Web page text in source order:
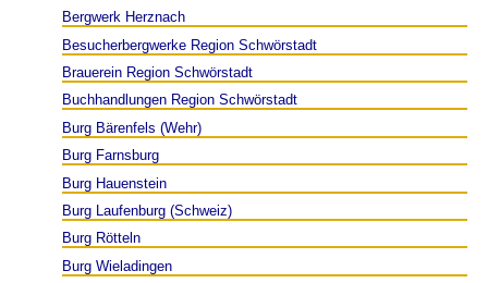
Bergwerk Herznach
Besucherbergwerke Region Schwörstadt
Brauerein Region Schwörstadt
Buchhandlungen Region Schwörstadt
Burg Bärenfels (Wehr)
Burg Farnsburg
Burg Hauenstein
Burg Laufenburg (Schweiz)
Burg Rötteln
Burg Wieladingen